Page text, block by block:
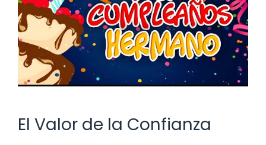
El Valor de la Confianza